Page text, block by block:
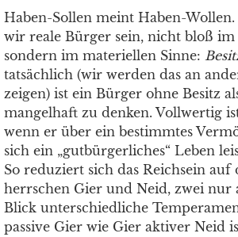
Haben-Sollen meint Haben-
wir reale Bürger sein, nicht bloß
sondern im materiellen Sinne:
tatsächlich (wir werden das an
zeigen) ist ein Bürger ohne Besitz
mangelhaft zu denken. Vollwertig
wenn er über ein bestimmtes
sich ein „gutbürgerliches“ Leben
So reduziert sich das Reichsein auf
herrschen Gier und Neid, zwei nur
Blick unterschiedliche
passive Gier wie Gier aktiver Neid